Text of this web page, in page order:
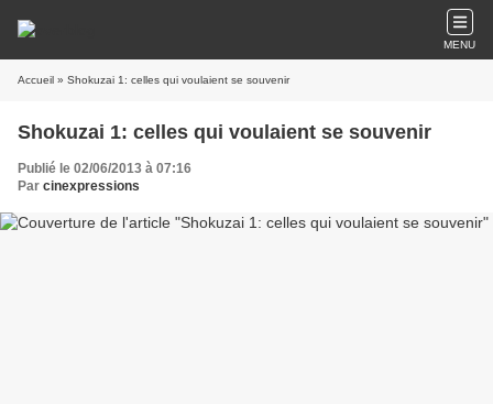
MENU
Accueil » Shokuzai 1: celles qui voulaient se souvenir
Shokuzai 1: celles qui voulaient se souvenir
Publié le 02/06/2013 à 07:16
Par cinexpressions